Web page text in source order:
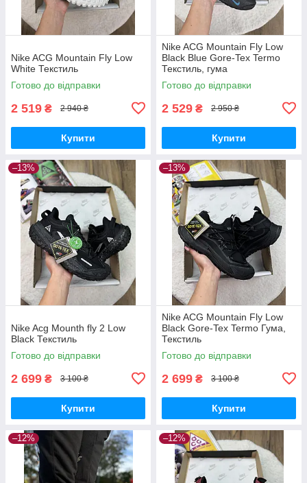
Nike ACG Mountain Fly Low
White Текстиль
Готово до відправки
2 519 ₴ 2 940 ₴
Купити
Nike ACG Mountain Fly Low
Black Blue Gore-Tex Termo
Текстиль, гума
Готово до відправки
2 529 ₴ 2 950 ₴
Купити
–13%
Nike Acg Mounth fly 2 Low
Black Текстиль
Готово до відправки
2 699 ₴ 3 100 ₴
Купити
–13%
Nike ACG Mountain Fly Low
Black Gore-Tex Termo Гума,
Текстиль
Готово до відправки
2 699 ₴ 3 100 ₴
Купити
–12% –12%